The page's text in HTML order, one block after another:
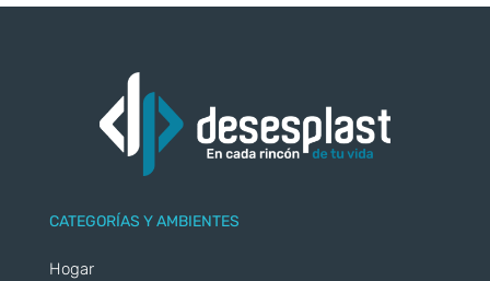
CATEGORÍAS Y AMBIENTES
Hogar